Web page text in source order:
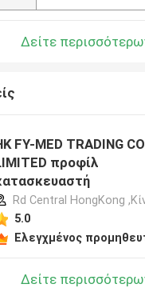
Δείτε
FY-MED TRADING
προφίλ
Rd Central HongKong
5.0
Ελεγχμένος
Δείτε